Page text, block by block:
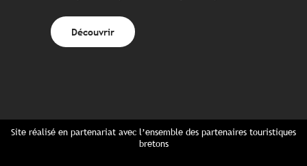
Découvrir
Site réalisé en partenariat avec l’ensemble des partenaires touristiques
bretons